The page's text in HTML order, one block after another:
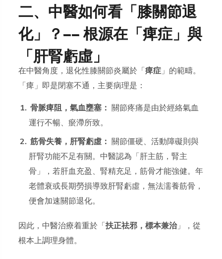
二、中醫如何看「膝關節退
化」？—— 根源在「痺症」與
「肝腎虧虛」
在中醫角度，退化性膝關節炎屬於「痺症 」的範疇。
「痺」即是閉塞不通，主要病理是：
骨脈痺阻，氣血壅塞： 關節疼痛是由於經絡氣血
運行不暢、瘀滯所致。
筋骨失養，肝腎虧虛： 關節僵硬、活動障礙則與
肝腎功能不足有關。中醫認為「肝主筋，腎主
骨」，若肝血充盈、腎精充足，筋骨才能強健。年
老體衰或長期勞損導致肝腎虧虛，無法濡養筋骨，
便會加速關節退化。
因此，中醫治療着重於「扶正祛邪，標本兼治」，從
根本上調理身體。